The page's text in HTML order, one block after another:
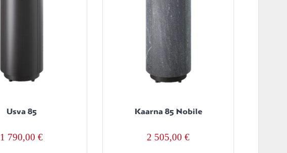
Usva 85
1 790,00 €
Kaarna 85 Nobile
2 505,00 €